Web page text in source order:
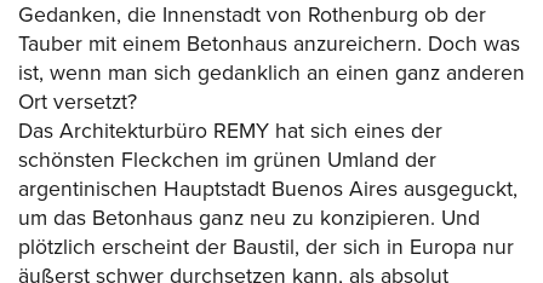
Gedanken, die Innenstadt von Rothenburg ob der
Tauber mit einem Betonhaus anzureichern. Doch was
ist, wenn man sich gedanklich an einen ganz anderen
Ort versetzt?
Das Architekturbüro REMY hat sich eines der
schönsten Fleckchen im grünen Umland der
argentinischen Hauptstadt Buenos Aires ausgeguckt,
um das Betonhaus ganz neu zu konzipieren. Und
plötzlich erscheint der Baustil, der sich in Europa nur
äußerst schwer durchsetzen kann, als absolut